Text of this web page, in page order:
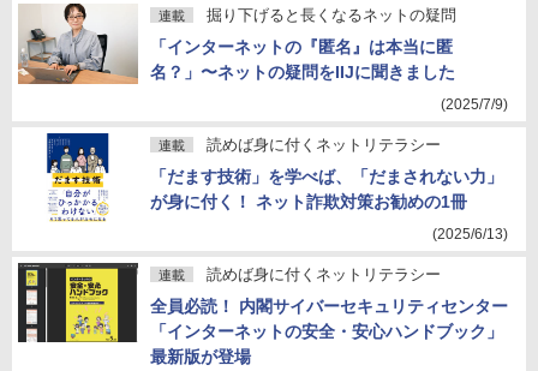
連載 掘り下げると長くなるネットの疑問
「インターネットの『匿名』は本当に匿
名？」〜ネットの疑問をIIJに聞きました
(2025/7/9)
連載 読めば身に付くネットリテラシー
「だます技術」を学べば、「だまされない力」
が身に付く！ ネット詐欺対策お勧めの1冊
(2025/6/13)
連載 読めば身に付くネットリテラシー
全員必読！ 内閣サイバーセキュリティセンター
「インターネットの安全・安心ハンドブック」
最新版が登場